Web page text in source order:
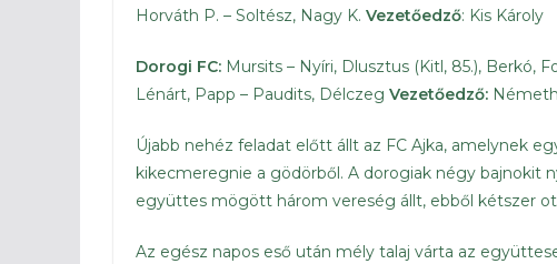
Horváth P. – Soltész, Nagy K. Vezetőedző: Kis Károly
Dorogi FC: Mursits – Nyíri, Dlusztus (Kitl, 85.), Berkó,
Lénárt, Papp – Paudits, Délczeg Vezetőedző:
Újabb nehéz feladat előtt állt az FC Ajka, amelynek
kikecmeregnie a gödörből. A dorogiak négy bajnokit
együttes mögött három vereség állt, ebből kétszer
Az egész napos eső után mély talaj várta az